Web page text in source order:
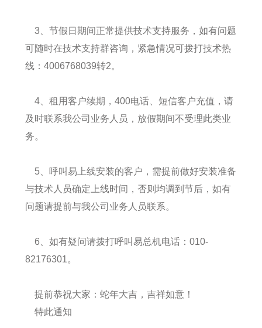
3、节假日期间正常提供技术支持服务，如有问题
可随时在技术支持群咨询，紧急情况可拨打技术热
线：4006768039转2。
4、租用客户续期，400电话、短信客户充值，请
及时联系我公司业务人员，放假期间不受理此类业
务。
5、呼叫易上线安装的客户，需提前做好安装准备
与技术人员确定上线时间，否则均调到节后，如有
问题请提前与我公司业务人员联系。
6、如有疑问请拨打呼叫易总机电话：010-
82176301。
提前恭祝大家：蛇年大吉，吉祥如意！
特此通知